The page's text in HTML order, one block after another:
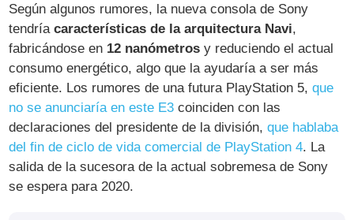
Según algunos rumores, la nueva consola de Sony
tendríacaracterísticas de la arquitectura Navi,
fabricándose en 12 nanómetros y reduciendo el actual
consumo energético, algo que la ayudaría a ser más
eficiente. Los rumores de una futura PlayStation 5,que
no se anunciaría en este E3 coinciden con las
declaraciones del presidente de la división,que hablaba
del fin de ciclo de vida comercial de PlayStation 4. La
salida de la sucesora de la actual sobremesa de Sony
se espera para 2020.